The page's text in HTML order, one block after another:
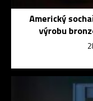
Americký
výrobu